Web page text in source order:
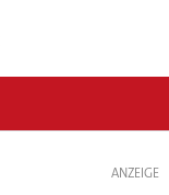
ANZEIGE